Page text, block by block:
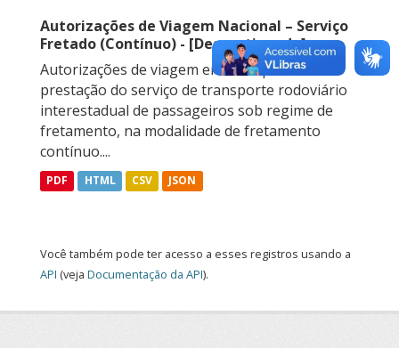
Autorizações de Viagem Nacional – Serviço
Fretado (Contínuo) - [Descontinuado]
Autorizações de viagem emitidas para a
prestação do serviço de transporte rodoviário
interestadual de passageiros sob regime de
fretamento, na modalidade de fretamento
contínuo....
PDF HTML CSV JSON
Você também pode ter acesso a esses registros usando a
API (veja Documentação da API).